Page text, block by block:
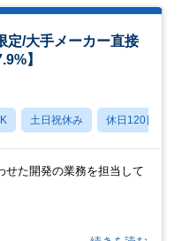
定/大手メーカー直接
】
土日祝休み 休日120日以上
た開発の業務を担当して